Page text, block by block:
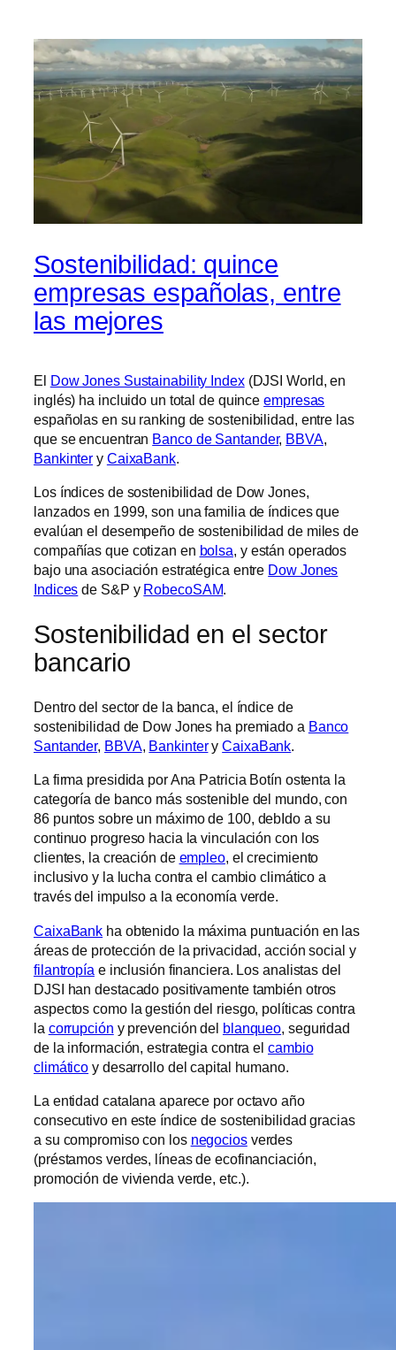
Sostenibilidad: quince
empresas españolas, entre
las mejores
El Dow Jones Sustainability Index(DJSI World, en
inglés) ha incluido un total de quinceempresas
españolas en su ranking de sostenibilidad, entre las
que se encuentran Banco de Santander, BBVA,
Bankinter y CaixaBank.
Los índices de sostenibilidad de Dow Jones,
lanzados en 1999, son una familia de índices que
evalúan el desempeño de sostenibilidad de miles de
compañías que cotizan en bolsa, y están operados
bajo una asociación estratégica entre Dow Jones
Indices de S&P y RobecoSAM.
Sostenibilidad en el sector
bancario
Dentro del sector de la banca, el índice de
sostenibilidad de Dow Jones ha premiado a Banco
Santander, BBVA, BankinteryCaixaBank.
La firma presidida por Ana Patricia Botín ostenta la
categoría de banco más sostenible del mundo, con
86 puntos sobre un máximo de 100, debIdo a su
continuo progreso hacia la vinculación con los
clientes, la creación de empleo, el crecimiento
inclusivo y la lucha contra el cambio climático a
través del impulso a la economía verde.
CaixaBank ha obtenido la máxima puntuación en las
áreas de protección de la privacidad, acción social y
filantropía e inclusión financiera. Los analistas del
DJSI han destacado positivamente también otros
aspectos como la gestión del riesgo, políticas contra
la corrupción y prevención del blanqueo, seguridad
de la información, estrategia contra el cambio
climático y desarrollo del capital humano.
La entidad catalana aparece por octavo año
consecutivo en este índice de sostenibilidad gracias
a su compromiso con los negociosverdes
(préstamos verdes, líneas de ecofinanciación,
promoción de vivienda verde, etc.).